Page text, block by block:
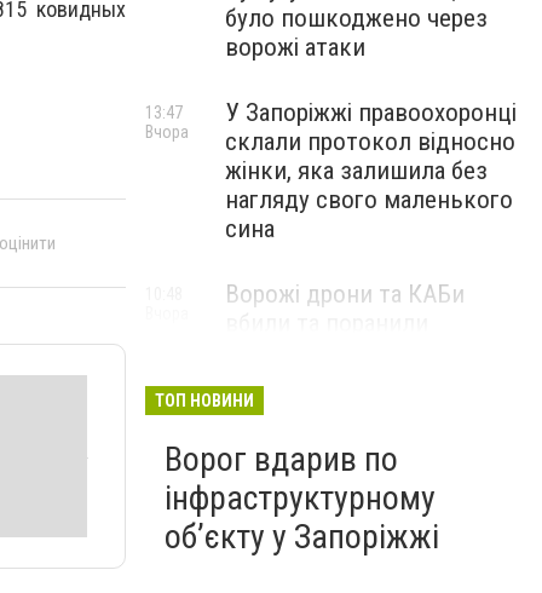
ковидных
було пошкоджено через
ворожі атаки
У Запоріжжі правоохоронці
склали протокол відносно
жінки, яка залишила без
нагляду свого маленького
сина
13:47
Вчора
Ворожі дрони та КАБи
району: в поліції розповіли
подробиці
ТОП НОВИНИ
Ворог вдарив по
інфраструктурному
обʼєкту у Запоріжжі